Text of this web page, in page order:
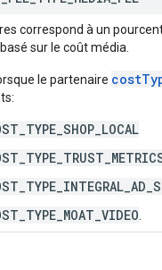
correspond à un
sur le coût média.
le partenaire